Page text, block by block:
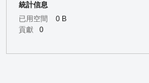
統計信息
已用空間
0 B
貢獻
0